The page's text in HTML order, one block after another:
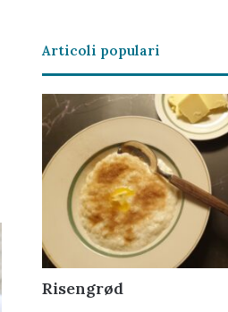
Articoli populari
Risengrød